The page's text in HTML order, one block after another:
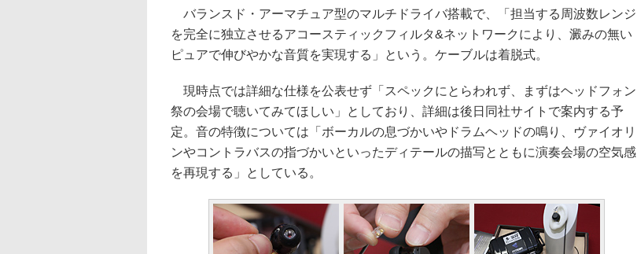
バランスド・アーマチュア型のマルチドライバ搭載で、「担当する周波数レンジ
を完全に独立させるアコースティックフィルタ&ネットワークにより、澱みの無い
ピュアで伸びやかな音質を実現する」という。ケーブルは着脱式。
現時点では詳細な仕様を公表せず「スペックにとらわれず、まずはヘッドフォン
祭の会場で聴いてみてほしい」としており、詳細は後日同社サイトで案内する予
定。音の特徴については「ボーカルの息づかいやドラムヘッドの鳴り、ヴァイオリ
ンやコントラバスの指づかいといったディテールの描写とともに演奏会場の空気感
を再現する」としている。